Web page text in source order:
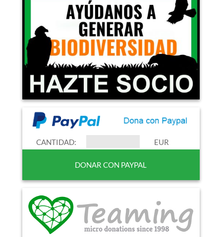
CANTIDAD: EUR